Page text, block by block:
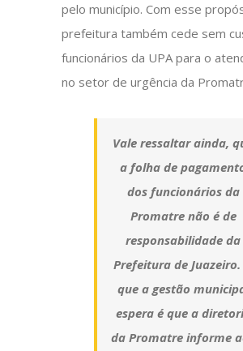
pelo município. Com esse
prefeitura também cede sem
funcionários da UPA para o
no setor de urgência da
Vale ressaltar ainda,
a folha de
dos funcionários da
Promatre não é de
responsabilidade da
Prefeitura de Juazeiro.
que a gestão
espera é que a
da Promatre informe